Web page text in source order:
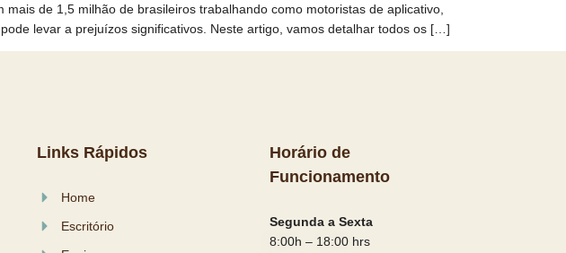
de 1,5 milhão de brasileiros trabalhando como motoristas de aplicativo,
levar a prejuízos significativos. Neste artigo, vamos detalhar todos os […]
Links Rápidos
Home
Escritório
Horário de
Funcionamento
Segunda a Sexta
8:00h – 18:00 hrs